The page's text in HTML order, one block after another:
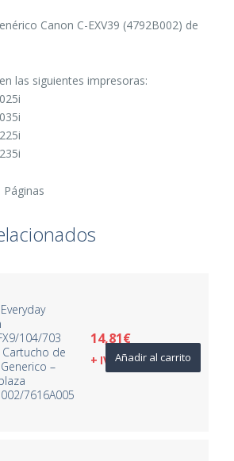
Canon C-EXV39 (4792B002) de
las siguientes impresoras:
104/703
Cartucho de
–
7616A005
14,81€
+ IVAAñadir al carrito